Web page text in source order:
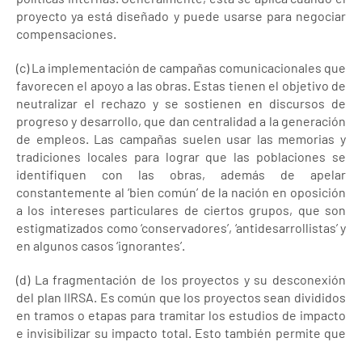
proyecto ya está diseñado y puede usarse para negociar
compensaciones.
(c) La implementación de campañas comunicacionales que
favorecen el apoyo a las obras. Estas tienen el objetivo de
neutralizar el rechazo y se sostienen en discursos de
progreso y desarrollo, que dan centralidad a la generación
de empleos. Las campañas suelen usar las memorias y
tradiciones locales para lograr que las poblaciones se
identifiquen con las obras, además de apelar
constantemente al ‘bien común’ de la nación en oposición
a los intereses particulares de ciertos grupos, que son
estigmatizados como ‘conservadores’, ‘antidesarrollistas’ y
en algunos casos ‘ignorantes’.
(d) La fragmentación de los proyectos y su desconexión
del plan IIRSA. Es común que los proyectos sean divididos
en tramos o etapas para tramitar los estudios de impacto
e invisibilizar su impacto total. Esto también permite que